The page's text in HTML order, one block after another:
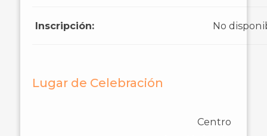
Inscripción: No
Lugar de Celebración
Centro